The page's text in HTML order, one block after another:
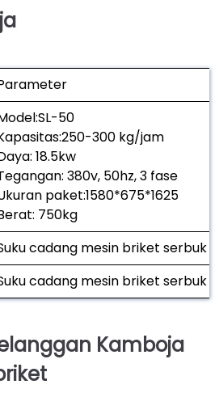
50
300 kg/jam
18.5kw
380v, 50hz, 3 fase
paket:1580*675*1625
750kg
cadang mesin briket serbuk
cadang mesin briket serbuk
Kamboja